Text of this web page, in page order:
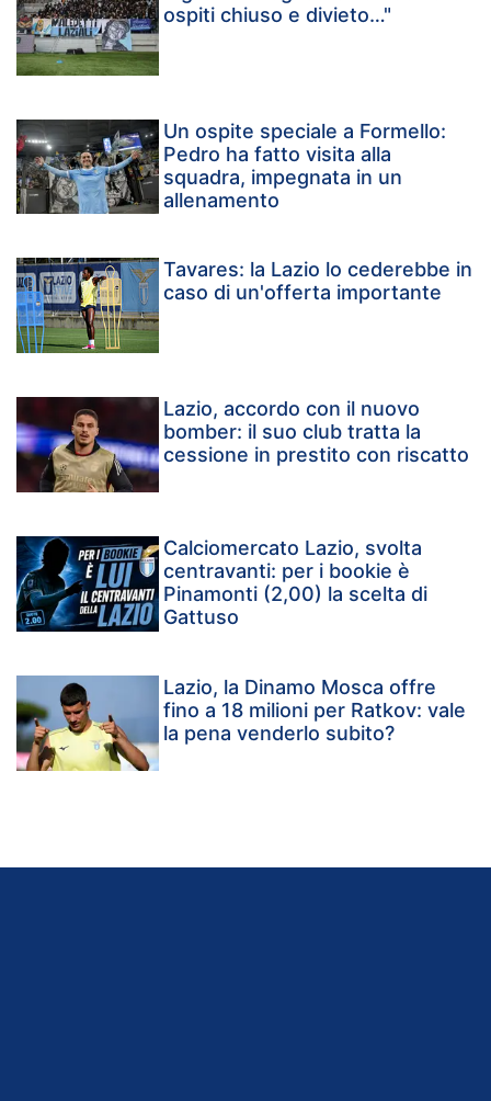
ospiti chiuso e divieto…"
Un ospite speciale a Formello:
Pedro ha fatto visita alla
squadra, impegnata in un
allenamento
Tavares: la Lazio lo cederebbe in
caso di un'offerta importante
Lazio, accordo con il nuovo
bomber: il suo club tratta la
cessione in prestito con riscatto
Calciomercato Lazio, svolta
centravanti: per i bookie è
Pinamonti (2,00) la scelta di
Gattuso
Lazio, la Dinamo Mosca offre
fino a 18 milioni per Ratkov: vale
la pena venderlo subito?